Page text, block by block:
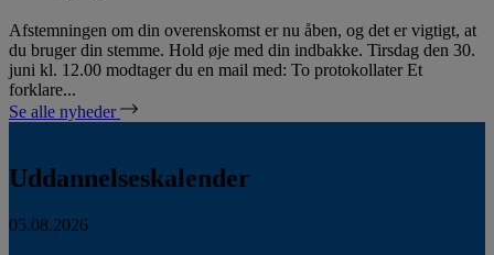
Afstemningen om din overenskomst er nu åben, og det er vigtigt, at
du bruger din stemme. Hold øje med din indbakke. Tirsdag den 30.
juni kl. 12.00 modtager du en mail med: To protokollater Et
forklare...
Se alle nyheder
Uddannelseskalender
05.08.2026